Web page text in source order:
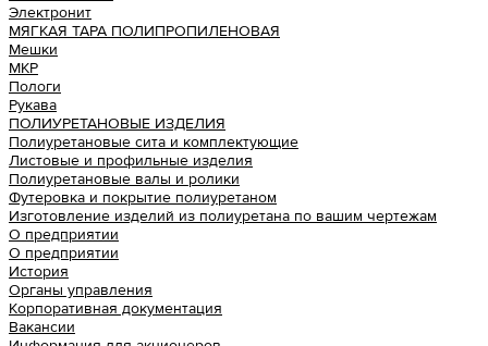
Электронит
МЯГКАЯ ТАРА ПОЛИПРОПИЛЕНОВАЯ
Мешки
МКР
Пологи
Рукава
ПОЛИУРЕТАНОВЫЕ ИЗДЕЛИЯ
Полиуретановые сита и комплектующие
Листовые и профильные изделия
Полиуретановые валы и ролики
Футеровка и покрытие полиуретаном
Изготовление изделий из полиуретана по вашим чертежам
О предприятии
О предприятии
История
Органы управления
Корпоративная документация
Вакансии